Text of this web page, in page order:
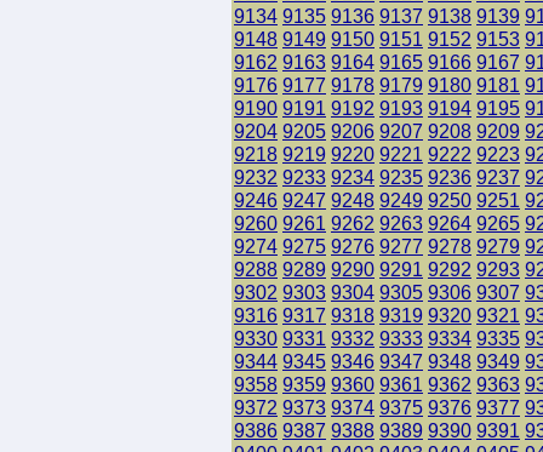
9134 9135 9136 9137 9138 9139
9148 9149 9150 9151 9152 9153
9162 9163 9164 9165 9166 9167
9176 9177 9178 9179 9180 9181
9190 9191 9192 9193 9194 9195
9204 9205 9206 9207 9208 9209
9218 9219 9220 9221 9222 9223
9232 9233 9234 9235 9236 9237
9246 9247 9248 9249 9250 9251
9260 9261 9262 9263 9264 9265
9274 9275 9276 9277 9278 9279
9288 9289 9290 9291 9292 9293
9302 9303 9304 9305 9306 9307
9316 9317 9318 9319 9320 9321
9330 9331 9332 9333 9334 9335
9344 9345 9346 9347 9348 9349
9358 9359 9360 9361 9362 9363
9372 9373 9374 9375 9376 9377
9386 9387 9388 9389 9390 9391